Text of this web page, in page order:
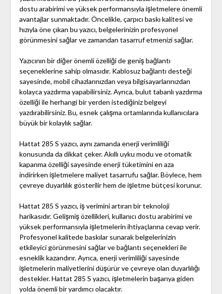
dostu arabirimi ve yüksek performansıyla işletmelere önemli
avantajlar sunmaktadır. Öncelikle, çarpıcı baskı kalitesi ve
hızıyla öne çıkan bu yazıcı, belgelerinizin profesyonel
görünmesini sağlar ve zamandan tasarruf etmenizi sağlar.
Yazıcının bir diğer önemli özelliği de geniş bağlantı
seçeneklerine sahip olmasıdır. Kablosuz bağlantı desteği
sayesinde, mobil cihazlarınızdan veya bilgisayarlarınızdan
kolayca yazdırma yapabilirsiniz. Ayrıca, bulut tabanlı yazdırma
özelliği ile herhangi bir yerden istediğiniz belgeyi
yazdırabilirsiniz. Bu, esnek çalışma ortamlarında kullanıcılara
büyük bir kolaylık sağlar.
Hattat 285 S yazıcı, aynı zamanda enerji verimliliği
konusunda da dikkat çeker. Akıllı uyku modu ve otomatik
kapanma özelliği sayesinde enerji tüketimini en aza
indirirken işletmelere maliyet tasarrufu sağlar. Böylece, hem
çevreye duyarlılık gösterilir hem de işletme bütçesi korunur.
Hattat 285 S yazıcı, iş verimini artıran bir teknoloji
harikasıdır. Gelişmiş özellikleri, kullanıcı dostu arabirimi ve
yüksek performansıyla işletmelerin ihtiyaçlarına cevap verir.
Profesyonel kalitede baskılar sunarak belgelerinizin
etkileyici görünmesini sağlar ve bağlantı seçenekleri ile
esneklik kazandırır. Ayrıca, enerji verimliliği sayesinde
işletmelerin maliyetlerini düşürür ve çevreye olan duyarlılığı
destekler. Hattat 285 S yazıcı, işletmelerin başarıya giden
yolda önemli bir yardımcı olacaktır.